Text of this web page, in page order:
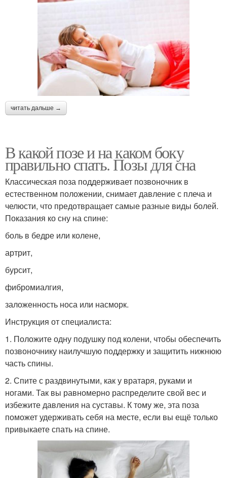
читать дальше →
В какой позе и на каком боку
правильно спать. Позы для сна
Классическая поза поддерживает позвоночник в
естественном положении, снимает давление с плеча и
челюсти, что предотвращает самые разные виды болей.
Показания ко сну на спине:
боль в бедре или колене,
артрит,
бурсит,
фибромиалгия,
заложенность носа или насморк.
Инструкция от специалиста:
1. Положите одну подушку под колени, чтобы обеспечить
позвоночнику наилучшую поддержку и защитить нижнюю
часть спины.
2. Спите с раздвинутыми, как у вратаря, руками и
ногами. Так вы равномерно распределите свой вес и
избежите давления на суставы. К тому же, эта поза
поможет удерживать себя на месте, если вы ещё только
привыкаете спать на спине.